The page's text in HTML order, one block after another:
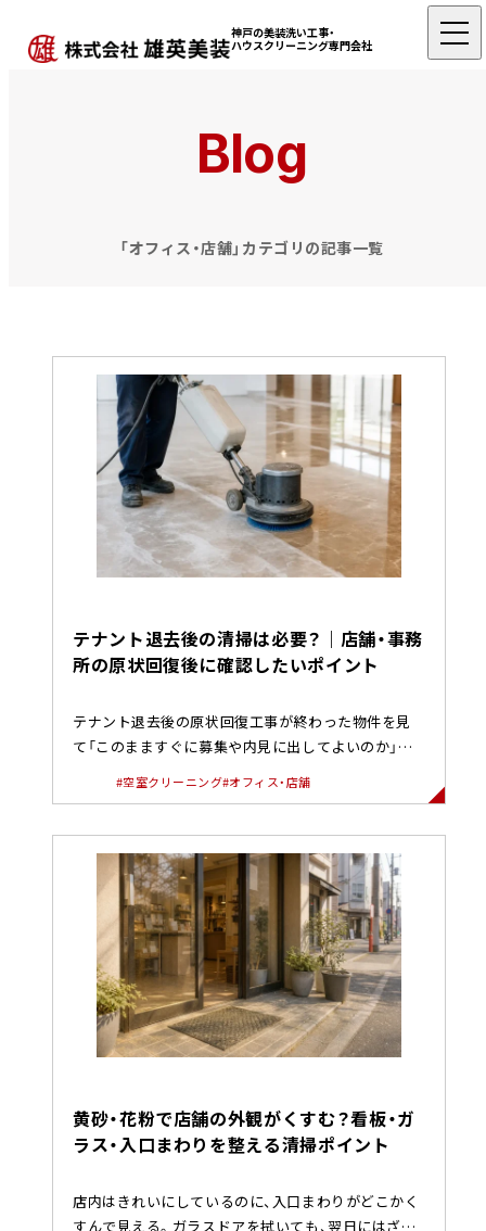
神戸の美装洗い工事・
ハウスクリーニング専門会社
Blog
「オフィス・店舗」カテゴリの記事一覧
テナント退去後の清掃は必要？｜店舗・事務
所の原状回復後に確認したいポイント
テナント退去後の原状回復工事が終わった物件を見
て「このまますぐに募集や内見に出してよいのか」と
不安に思ったことはないでし...
#空室クリーニング#オフィス・店舗
黄砂・花粉で店舗の外観がくすむ？看板・ガ
ラス・入口まわりを整える清掃ポイント
店内はきれいにしているのに、入口まわりがどこかく
すんで見える。ガラスドアを拭いても、翌日にはざら